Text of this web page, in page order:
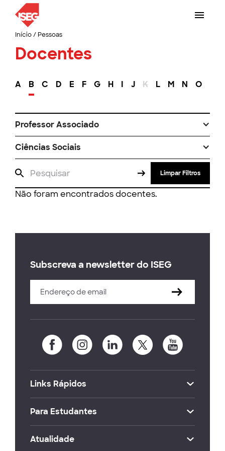
Início/ Pessoas
Docentes
A B C D E F G H I J K L M N O
Professor Associado
Ciências Sociais
Limpar Filtros
Não foram encontrados docentes.
Subscreva a newsletter do ISEG
Links Rápidos
Para Estudantes
Atualidade